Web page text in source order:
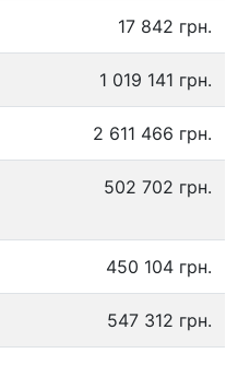
17 842 грн.
1 019 141 грн.
2 611 466 грн.
502 702 грн.
450 104 грн.
547 312 грн.